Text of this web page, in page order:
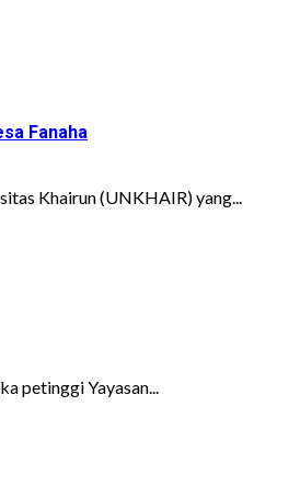
Fanaha
Khairun (UNKHAIR) yang...
petinggi Yayasan...